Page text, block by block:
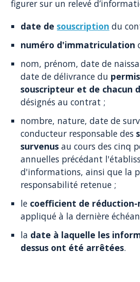
figurer sur un relevé
date desouscription du
numéro d'immatriculation
nom, prénom, date de
date de délivrance du
souscripteur et de chacun
désignés au contrat ;
nombre, nature, date de
conducteur responsable des
survenus au cours des cinq
annuelles précédant
d'informations, ainsi que la
responsabilité retenue ;
le coefficient de
appliqué à la dernière
la date à laquelle les
dessus ont été arrêtées.